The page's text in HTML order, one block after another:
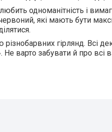
одноманітність і
які мають бути
гірлянд. Всі
варто забувати й про всі